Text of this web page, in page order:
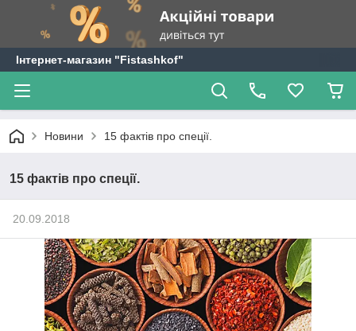
Інтернет-магазин "Fistashkof"
Новини 15 фактів про спеції.
15 фактів про спеції.
20.09.2018